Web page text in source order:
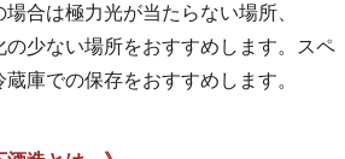
合は極力光が当たらない場所、
の少ない場所をおすすめします。スペ
庫での保存をおすすめします。